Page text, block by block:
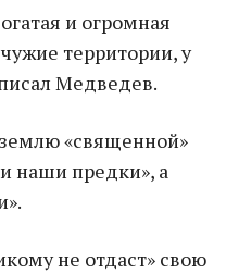
и огромная
территории, у
Медведев.
«священной»
наши предки», а
не отдаст» свою